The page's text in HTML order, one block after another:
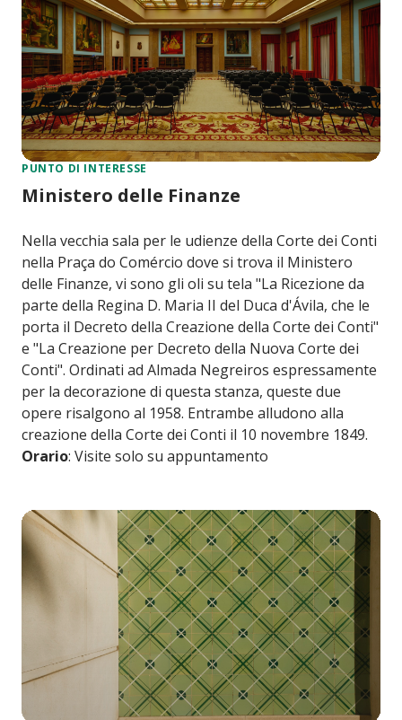
PUNTO DI INTERESSE
Ministero delle Finanze
Nella vecchia sala per le udienze della Corte dei Conti
nella Praça do Comércio dove si trova il Ministero
delle Finanze, vi sono gli oli su tela "La Ricezione da
parte della Regina D. Maria II del Duca d'Ávila, che le
porta il Decreto della Creazione della Corte dei Conti"
e "La Creazione per Decreto della Nuova Corte dei
Conti". Ordinati ad Almada Negreiros espressamente
per la decorazione di questa stanza, queste due
opere risalgono al 1958. Entrambe alludono alla
creazione della Corte dei Conti il ​​10 novembre 1849.
Orario: Visite solo su appuntamento